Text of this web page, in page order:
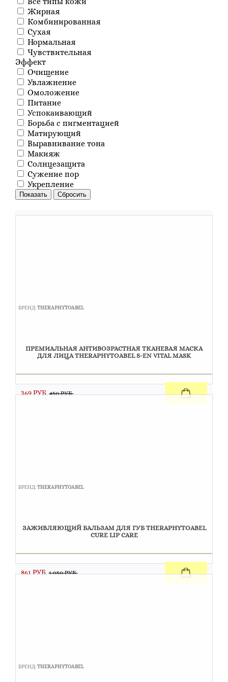
Жирная
Комбинированная
Сухая
Нормальная
Чувствительная
Эффект
Очищение
Увлажнение
Омоложение
Питание
Успокаивающий
Борьба с пигментацией
Матирующий
Выравнивание тона
Макияж
Солнцезащита
Сужение пор
Укрепление
БРЕНД:THERAPHYTOABEL
ПРЕМИАЛЬНАЯ АНТИВОЗРАСТНАЯ ТКАНЕВАЯ МАСКА
ДЛЯ ЛИЦА THERAPHYTOABEL S-EN VITAL MASK
369 РУБ. 450 РУБ.
БРЕНД:THERAPHYTOABEL
ЗАЖИВЛЯЮЩИЙ БАЛЬЗАМ ДЛЯ ГУБ THERAPHYTOABEL
CURE LIP CARE
861 РУБ. 1 050 РУБ.
БРЕНД:THERAPHYTOABEL